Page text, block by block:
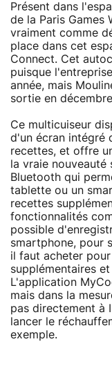
Présent dans
de la Paris Games
vraiment comme
place dans cet
Connect. Cet
puisque
année, mais
sortie en
Ce multicuiseur
d'un écran intégré
recettes, et offre
la vraie
Bluetooth qui
tablette ou un
recettes
fonctionnalités
possible
smartphone, pour
il faut acheter
supplémentaires
L'application
mais dans la
pas directement à
lancer le
exemple.